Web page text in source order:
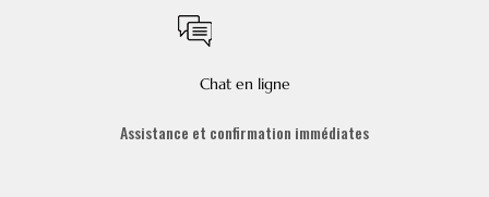
Chat en ligne
Assistance et confirmation immédiates